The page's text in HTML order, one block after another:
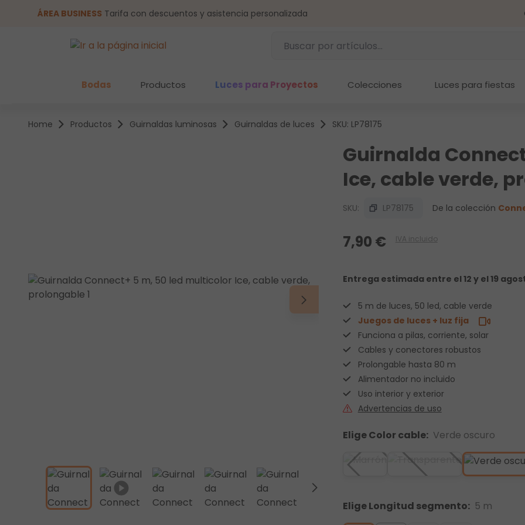
al contenido principal
Saltar a la búsqueda
ÁREA BUSINESS Tarifa con descuentos y asistencia personalizada
Bodas Productos Luces para Proyectos Colecciones Luces para fiestas
Home Productos Guirnaldas luminosas Guirnaldas de luces SKU: LP78175
Guirnalda
Ice, cable verde,
SKU: LP78175 De la colección
7,90 € IVA incluido
Entrega estimada entre el 12 y el 19
5 m de luces, 50 led, cable verde
Juegos de luces + luz fija
Funciona a pilas, corriente, solar
Cables y conectores robustos
Prolongable hasta 80 m
Alimentador no incluido
Uso interior y exterior
Advertencias de uso
Elige Color cable: Verde oscuro
Elige Longitud segmento: 5 m